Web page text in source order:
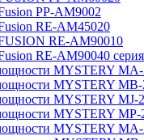
PP-AM9002
RE-AM45020
RE-AM90010
RE-AM90040
MYSTERY
MYSTERY
MYSTERY MJ-
MYSTERY MP-
MYSTERY